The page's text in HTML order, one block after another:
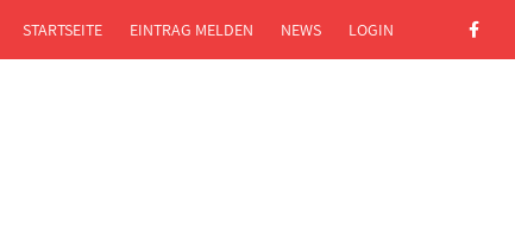
STARTSEITE EINTRAG MELDEN NEWS LOGIN